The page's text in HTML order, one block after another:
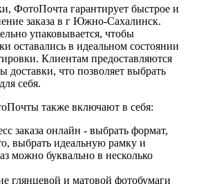
ФотоПочта гарантирует быстрое и
заказа в г Южно-Сахалинск.
упаковывается, чтобы
оставались в идеальном состоянии
Клиентам предоставляются
доставки, что позволяет выбрать
себя.
также включают в себя:
заказа онлайн - выбрать формат,
выбрать идеальную рамку и
можно буквально в несколько
глянцевой и матовой фотобумаги